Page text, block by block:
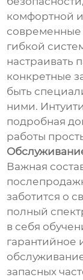
комфортной
современные
гибкой
настраивать
конкретные
быть
ними.
подробная
работы
Важная
заботится о
полный
в себя
гарантийное
запасных